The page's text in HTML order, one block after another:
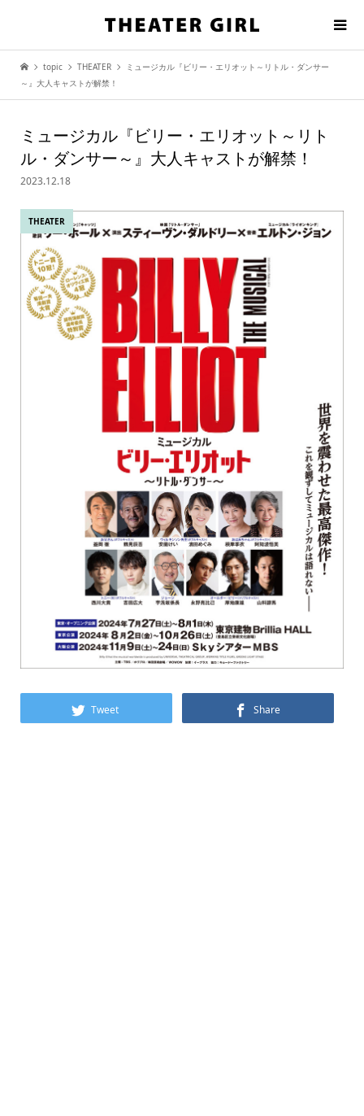
topic THEATER
ミュージカル『ビリー・エリオット～リトル・ダンサー
～』大人キャストが解禁！
ミュージカル『ビリー・エリオット～リト
ル・ダンサー～』大人キャストが解禁！
2023.12.18
THEATER
Tweet Share